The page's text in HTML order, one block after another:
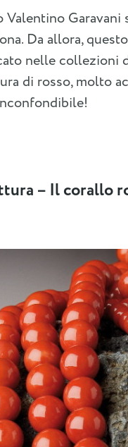
Valentino
Da allora,
nelle collezioni
di rosso, molto
– Il corallo